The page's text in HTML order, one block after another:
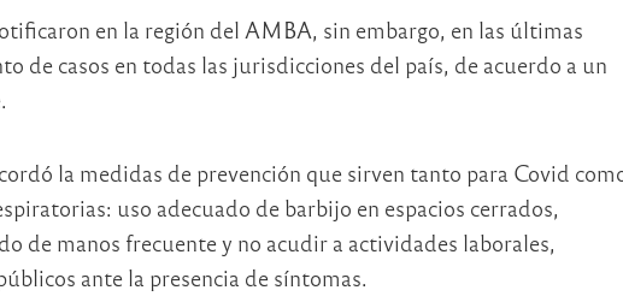
en la región del AMBA, sin embargo, en las últimas
de casos en todas las jurisdicciones del país, de acuerdo a un
la medidas de prevención que sirven tanto para Covid
uso adecuado de barbijo en espacios cerrados,
de manos frecuente y no acudir a actividades laborales,
ante la presencia de síntomas.